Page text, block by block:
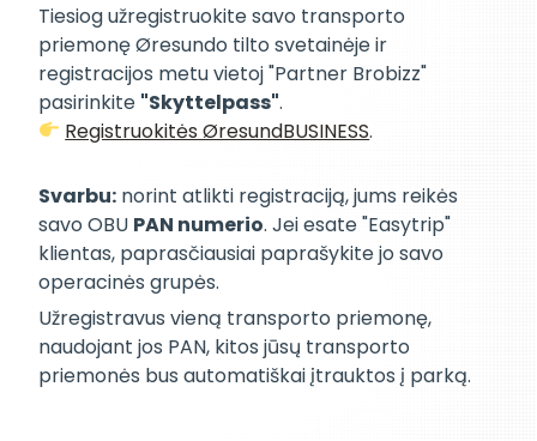
Tiesiog užregistruokite savo transporto
priemonę Øresundo tilto svetainėje ir
registracijos metu vietoj "Partner Brobizz"
pasirinkite "Skyttelpass".
Registruokitės ØresundBUSINESS.
Svarbu: norint atlikti registraciją, jums reikės
savo OBU PAN numerio. Jei esate "Easytrip"
klientas, paprasčiausiai paprašykite jo savo
operacinės grupės.
Užregistravus vieną transporto priemonę,
naudojant jos PAN, kitos jūsų transporto
priemonės bus automatiškai įtrauktos į parką.